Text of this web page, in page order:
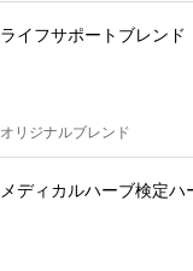
ライフサポートブレンド
オリジナルブレンド
メディカルハーブ検定ハ